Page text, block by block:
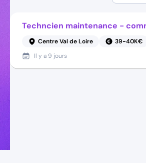
Techncien maintenance -
Centre Val de Loire
39-40K€
Il y a 9 jours